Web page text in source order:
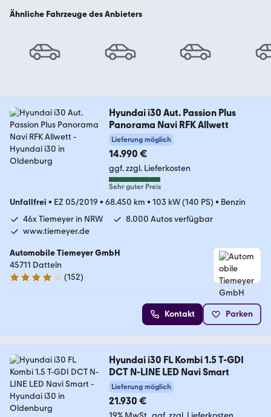
Ähnliche Fahrzeuge des Anbieters
Hyundai i30 Aut. Passion Plus
Panorama Navi RFK Allwett
Lieferung möglich
14.990 €
ggf. zzgl. Lieferkosten
Sehr guter Preis
Unfallfrei • EZ 05/2019 • 68.450 km • 103 kW (140 PS) • Benzin
46x Tiemeyer in NRW
8.000 Autos verfügbar
www.tiemeyer.de
Automobile Tiemeyer GmbH
45711 Datteln
3.8 Sterne
(152)
Kontakt Parken
Hyundai i30 FL Kombi 1.5 T-GDI
DCT N-LINE LED Navi Smart
Lieferung möglich
21.930 €